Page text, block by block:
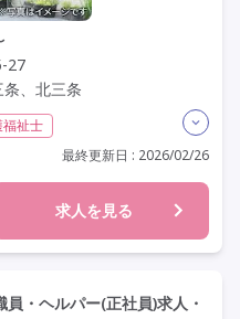
27
、北三条
福祉士
者研修(ヘルパー2級)
残業ほぼなし
常勤
定年60歳以上
車通勤可
資格取得支援
最終更新日 : 2026/02/26
求人を見る
・ヘルパー(正社員)求人・